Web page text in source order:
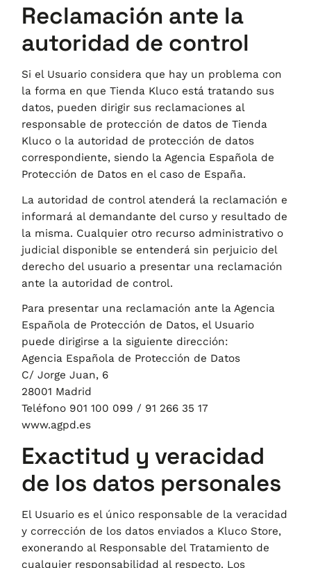
Reclamación ante la
autoridad de control
Si el Usuario considera que hay un problema con
la forma en queTienda Kluco está tratando sus
datos, pueden dirigir sus reclamaciones al
responsable de protección de datos deTienda
Kluco o la autoridad de protección de datos
correspondiente, siendo la Agencia Española de
Protección de Datos en el caso de España.
La autoridad de control atenderá la reclamación e
informará al demandante del curso y resultado de
la misma. Cualquier otro recurso administrativo o
judicial disponible se entenderá sin perjuicio del
derecho del usuario a presentar una reclamación
ante la autoridad de control.
Para presentar una reclamación ante la Agencia
Española de Protección de Datos, el Usuario
puede dirigirse a la siguiente dirección:
Agencia Española de Protección de Datos
C/ Jorge Juan, 6
28001 Madrid
Teléfono 901 100 099 / 91 266 35 17
www.agpd.es
Exactitud y veracidad
de los datos personales
El Usuario es el único responsable de la veracidad
y corrección de los datos enviados a Kluco Store,
exonerando al Responsable del Tratamiento de
cualquier responsabilidad al respecto. Los